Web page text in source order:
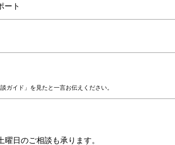
ート
ガイド」を見たと一言お伝えください。
日のご相談も承ります。